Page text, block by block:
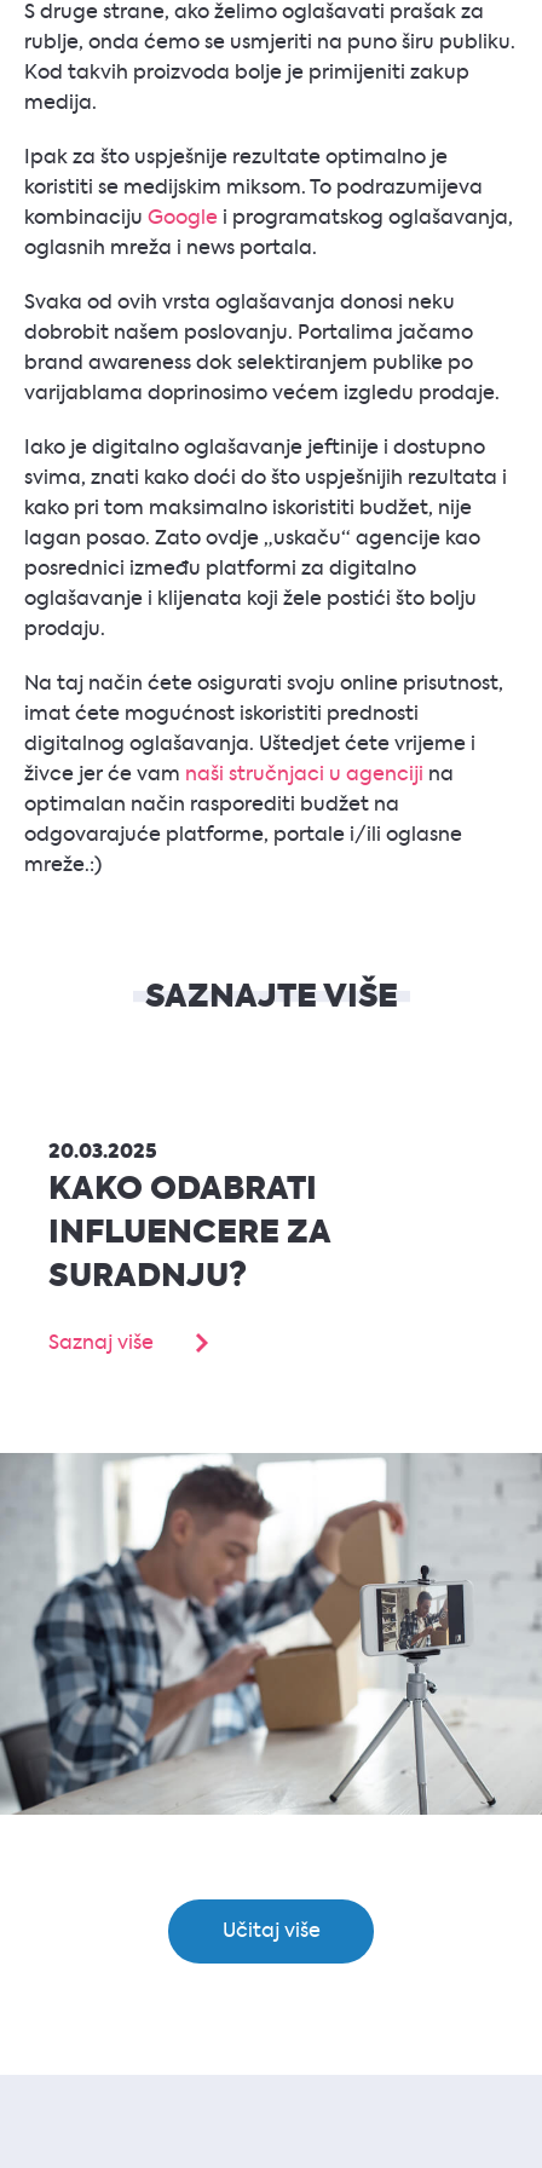
S druge strane, ako želimo oglašavati prašak za
rublje, onda ćemo se usmjeriti na puno širu publiku.
Kod takvih proizvoda bolje je primijeniti zakup
medija.
Ipak za što uspješnije rezultate optimalno je
koristiti se medijskim miksom. To podrazumijeva
kombinaciju Google i programatskog oglašavanja,
oglasnih mreža i news portala.
Svaka od ovih vrsta oglašavanja donosi neku
dobrobit našem poslovanju. Portalima jačamo
brand awareness dok selektiranjem publike po
varijablama doprinosimo većem izgledu prodaje.
Iako je digitalno oglašavanje jeftinije i dostupno
svima, znati kako doći do što uspješnijih rezultata i
kako pri tom maksimalno iskoristiti budžet, nije
lagan posao. Zato ovdje „uskaču“ agencije kao
posrednici između platformi za digitalno
oglašavanje i klijenata koji žele postići što bolju
prodaju.
Na taj način ćete osigurati svoju online prisutnost,
imat ćete mogućnost iskoristiti prednosti
digitalnog oglašavanja. Uštedjet ćete vrijeme i
živce jer će vam naši stručnjaci u agenciji na
optimalan način rasporediti budžet na
odgovarajuće platforme, portale i/ili oglasne
mreže.:)
SAZNAJTE VIŠE
20.03.2025
KAKO ODABRATI
INFLUENCERE ZA
SURADNJU?
Saznaj više
Učitaj više